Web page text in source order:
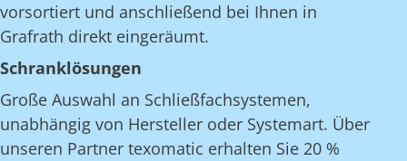
vorsortiert und anschließend bei Ihnen in
Grafrath direkt eingeräumt.
Schranklösungen
Große Auswahl an Schließfachsystemen,
unabhängig von Hersteller oder Systemart. Über
unseren Partner texomatic erhalten Sie 20 %